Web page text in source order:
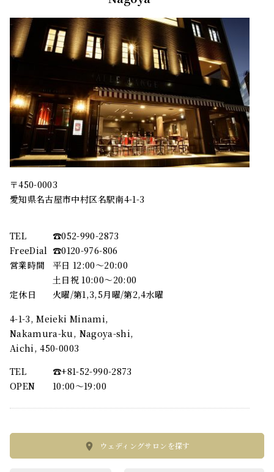
〒450-0003
愛知県名古屋市中村区名駅南4-1-3
TEL
☎︎052-990-2873
FreeDial ☎︎0120-976-806
営業時間
平日 12:00～20:00
土日祝 10:00～20:00
定休日
火曜/第1,3,5月曜/第2,4水曜
4-1-3, Meieki Minami,
Nakamura-ku, Nagoya-shi,
Aichi, 450-0003
TEL
☎︎+81-52-990-2873
OPEN
10:00〜19:00
ウェディングサロンを探す